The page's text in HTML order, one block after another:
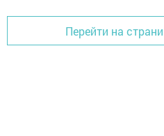
Перейти на